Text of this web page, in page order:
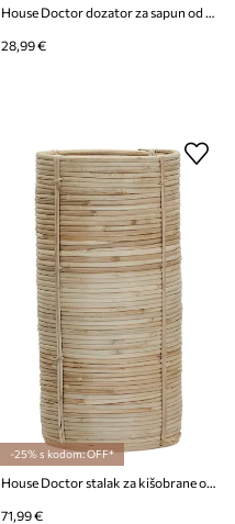
House Doctor dozator za sapun od kamenine 16,5 x 8,5 cm
28,99 €
-25% s kodom: OFF*
House Doctor stalak za kišobrane od bambusa 50 x 24 cm
71,99 €